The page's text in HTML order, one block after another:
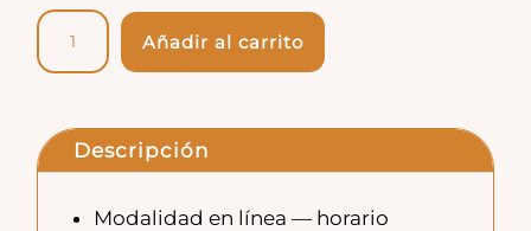
Método
cuerpo
mente
unificados
Añadir al carrito
Descripción
Modalidad en línea — horario